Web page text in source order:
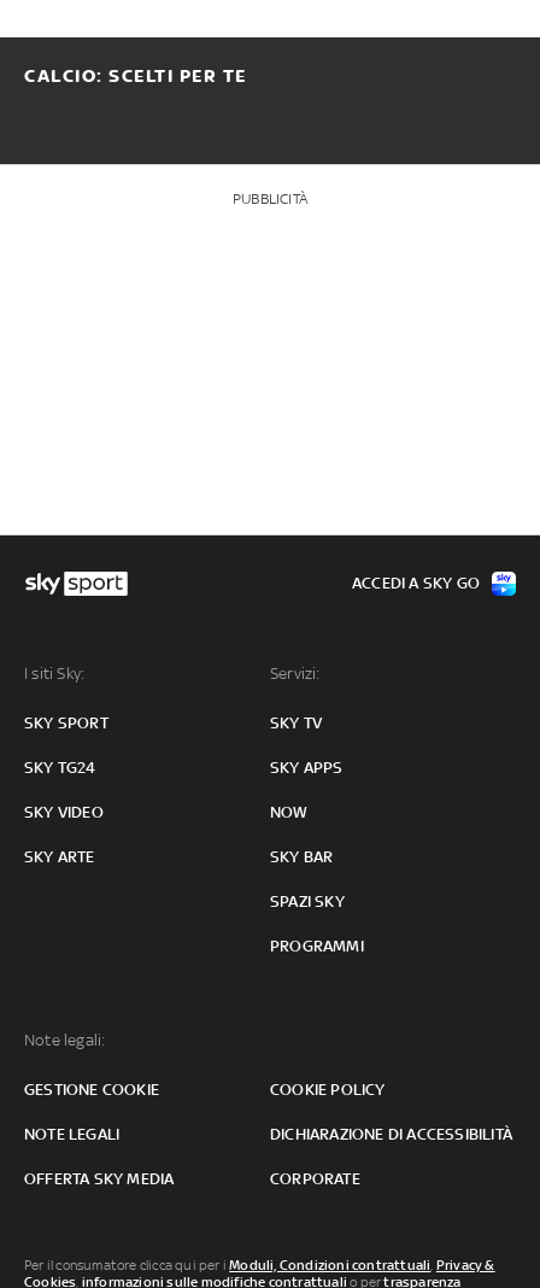
CALCIO: SCELTI PER TE
PUBBLICITÀ
I siti Sky:
SKY SPORT
SKY TG24
SKY VIDEO
SKY ARTE
Servizi:
SKY TV
SKY APPS
NOW
SKY BAR
SPAZI SKY
PROGRAMMI
Note legali:
GESTIONE COOKIE COOKIE POLICY
NOTE LEGALI DICHIARAZIONE DI ACCESSIBILITÀ
OFFERTA SKY MEDIA CORPORATE
ACCEDI A SKY GO
Per il consumatore clicca qui per iModuli, Condizioni contrattuali, Privacy &
Cookies, informazioni sulle modifiche contrattuali o pertrasparenza